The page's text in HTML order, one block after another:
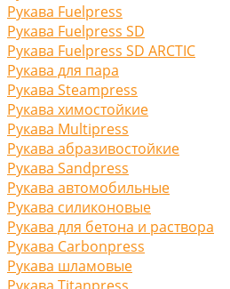
Рукава Fuelpress
Рукава Fuelpress SD
Рукава Fuelpress SD ARCTIC
Рукава для пара
Рукава Steampress
Рукава химостойкие
Рукава Multipress
Рукава абразивостойкие
Рукава Sandpress
Рукава автомобильные
Рукава силиконовые
Рукава для бетона и раствора
Рукава Carbonpress
Рукава шламовые